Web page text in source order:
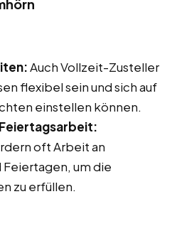
Auch Vollzeit-Zusteller
flexibel sein und sich auf
einstellen können.
oft Arbeit an
um die
zu erfüllen.